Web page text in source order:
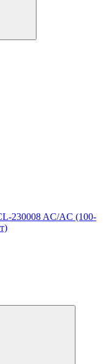
230008 AC/AC (100-